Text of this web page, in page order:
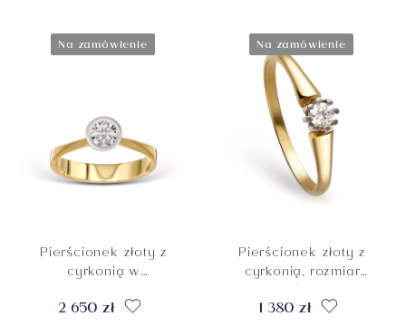
Na zamówienie
Pierścionek złoty z
cyrkonią w
rozmiar 19, próba
2 650 zł
Na zamówienie
Pierścionek złoty z
cyrkonią, rozmiar
10, próba 585
1 380 zł